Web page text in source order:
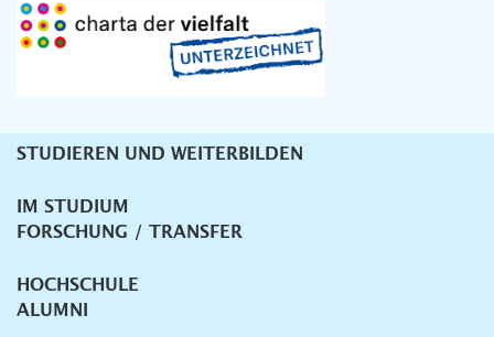
Unternavigation
STUDIEREN UND WEITERBILDEN
IM STUDIUM
FORSCHUNG / TRANSFER
HOCHSCHULE
ALUMNI